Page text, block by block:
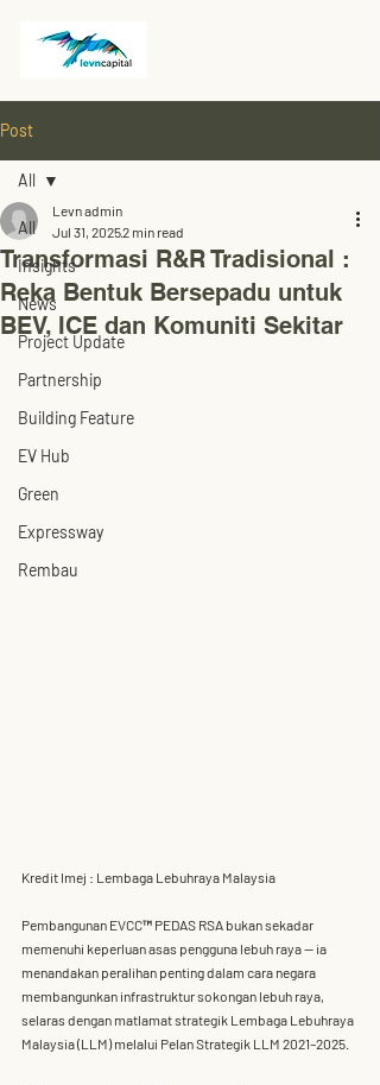
Post
All
Insights
News
Project Update
Partnership
Building Feature
EV Hub
Green
Expressway
Rembau
All
Transformasi R&R Tradisional :
Reka Bentuk Bersepadu untuk
BEV, ICE dan Komuniti Sekitar
Levn admin
Jul 31, 20252 min read
Kredit Imej : Lembaga Lebuhraya Malaysia
Pembangunan EVCC™ PEDAS RSA bukan sekadar
memenuhi keperluan asas pengguna lebuh raya — ia
menandakan peralihan penting dalam cara negara
membangunkan infrastruktur sokongan lebuh raya,
selaras dengan matlamat strategik Lembaga Lebuhraya
Malaysia (LLM) melalui Pelan Strategik LLM 2021–2025